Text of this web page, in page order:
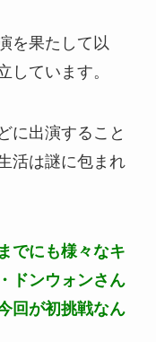
を果たして以
しています。
に出演すること
活は謎に包まれ
でにも様々なキ
ドンウォンさん
回が初挑戦なん